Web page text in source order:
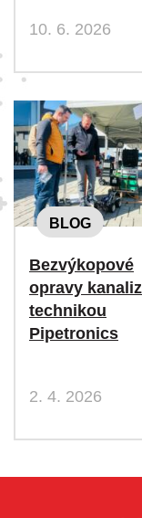
10. 6. 2026
BLOG
Bezvýkopové
opravy
technikou
Pipetronics
2. 4. 2026